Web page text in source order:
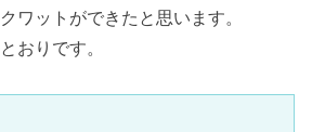
ワットができたと思います。
おりです。